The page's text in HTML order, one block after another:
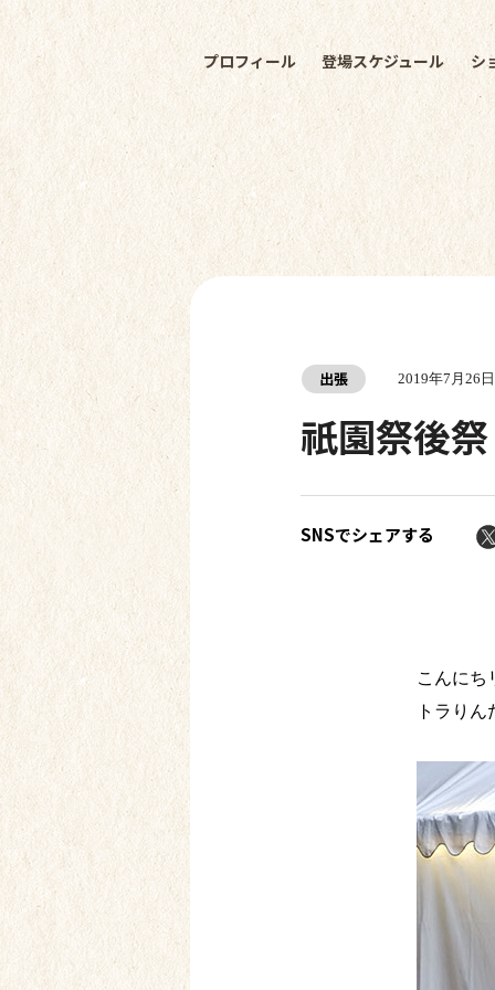
プロフィール 登場スケジュール シ
出張 2019年7月26日
祇園祭後
SNSでシェアする
こんにち
トラりん